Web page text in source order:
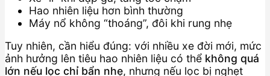
Hao nhiên liệu hơn bình thường
Máy nổ không “thoáng”, đôi khi rung nhẹ
Tuy nhiên, cần hiểu đúng: với nhiều xe đời mới, mức
ảnh hưởng lên tiêu hao nhiên liệu có thể không quá
lớn nếu lọc chỉ bẩn nhẹ, nhưng nếu lọc bị nghẹt